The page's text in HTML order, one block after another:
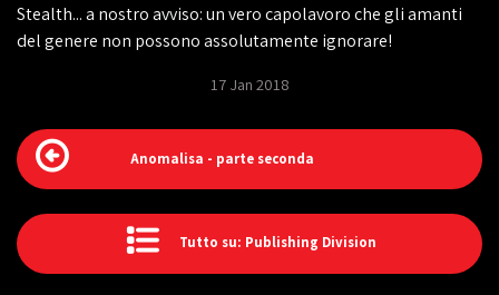
Stealth... a nostro avviso: un vero capolavoro che gli amanti
del genere non possono assolutamente ignorare!
17 Jan 2018
Anomalisa - parte seconda
Tutto su: Publishing Division